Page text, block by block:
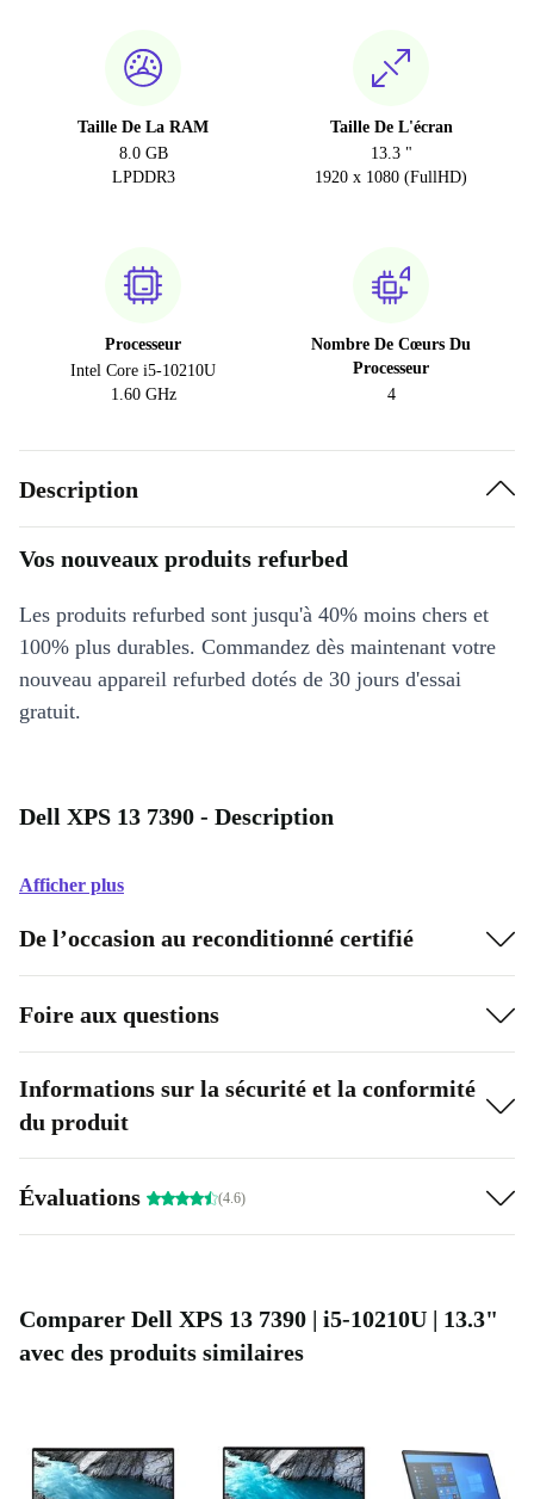
Taille De La RAM
8.0 GB
LPDDR3
Taille De L'écran
13.3 "
1920 x 1080 (FullHD)
Processeur
Intel Core i5-10210U
1.60 GHz
Nombre De Cœurs Du
Processeur
4
Description
Vos nouveaux produits refurbed
Les produits refurbed sont jusqu'à 40% moins chers et
100% plus durables. Commandez dès maintenant votre
nouveau appareil refurbed dotés de 30 jours d'essai
gratuit.
Dell XPS 13 7390 - Description
Afficher plus
De l’occasion au reconditionné certifié
Foire aux questions
Informations sur la sécurité et la conformité
du produit
Évaluations (4.6)
Comparer Dell XPS 13 7390 | i5-10210U | 13.3"
avec des produits similaires